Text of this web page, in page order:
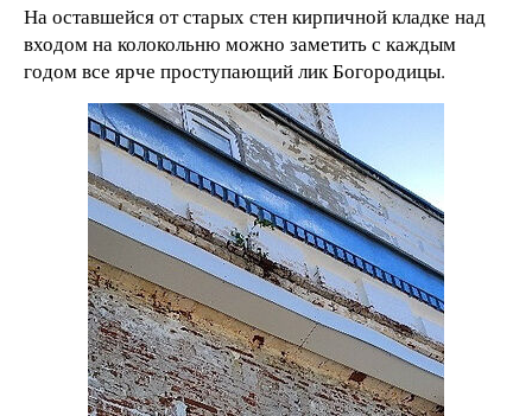
На оставшейся от старых стен кирпичной кладке над
входом на колокольню можно заметить с каждым
годом все ярче проступающий лик Богородицы.